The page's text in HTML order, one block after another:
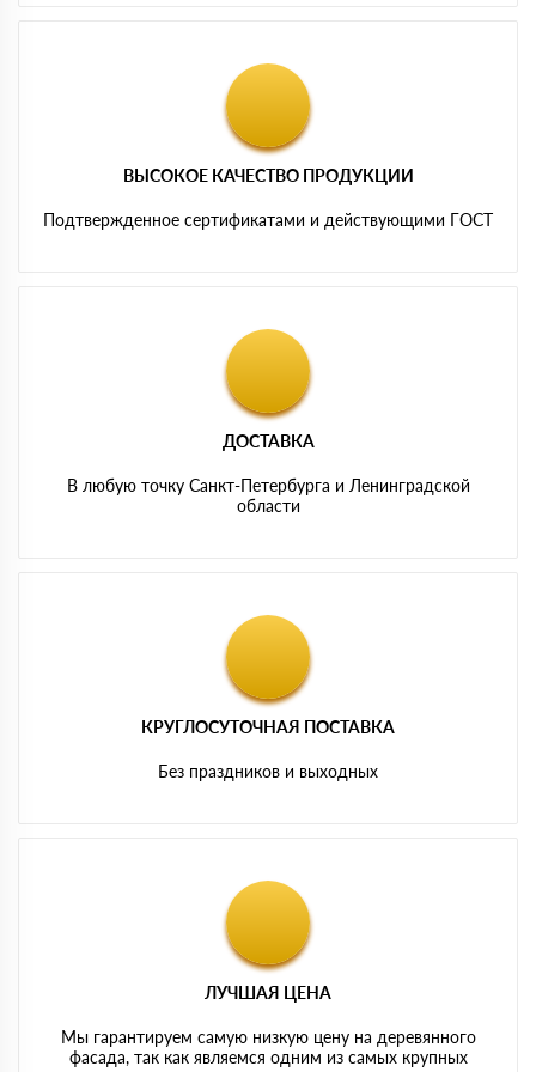
ВЫСОКОЕ КАЧЕСТВО ПРОДУКЦИИ
Подтвержденное сертификатами и действующими ГОСТ
ДОСТАВКА
В любую точку Санкт-Петербурга и Ленинградской
области
КРУГЛОСУТОЧНАЯ ПОСТАВКА
Без праздников и выходных
ЛУЧШАЯ ЦЕНА
Мы гарантируем самую низкую цену на деревянного
фасада, так как являемся одним из самых крупных